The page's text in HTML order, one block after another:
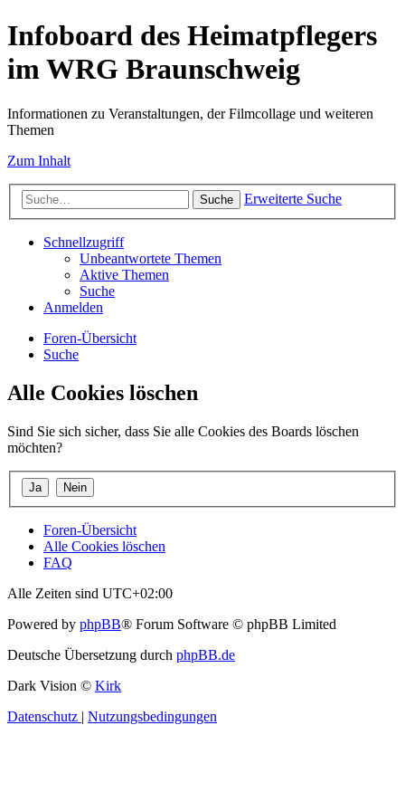
Infoboard des Heimatpflegers
im WRG Braunschweig
Informationen zu Veranstaltungen, der Filmcollage und weiteren
Themen
Zum Inhalt
Suche Erweiterte Suche
Schnellzugriff
Unbeantwortete Themen
Aktive Themen
Suche
Anmelden
Foren-Übersicht
Suche
Alle Cookies löschen
Sind Sie sich sicher, dass Sie alle Cookies des Boards löschen
möchten?
Foren-Übersicht
Alle Cookies löschen
FAQ
Alle Zeiten sind UTC+02:00
Powered by phpBB® Forum Software © phpBB Limited
Deutsche Übersetzung durch phpBB.de
Dark Vision © Kirk
Datenschutz | Nutzungsbedingungen